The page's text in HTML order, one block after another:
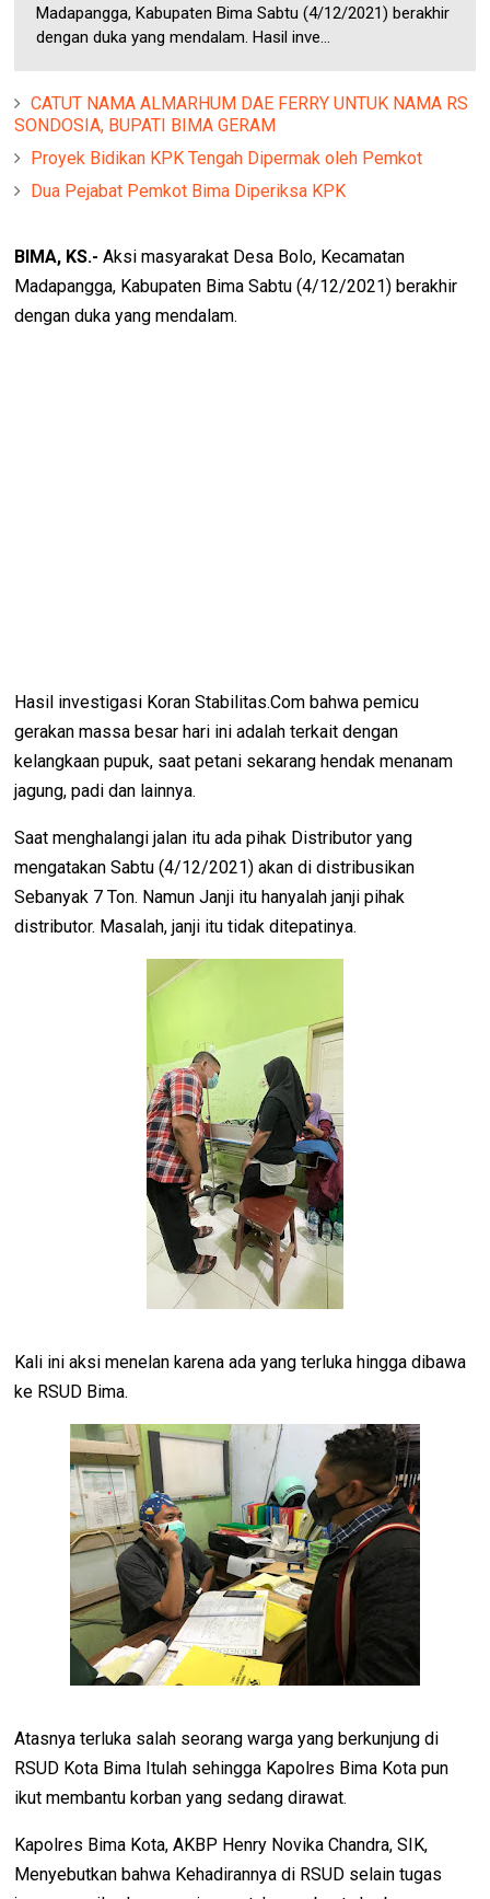
Madapangga, Kabupaten Bima Sabtu (4/12/2021) berakhir
dengan duka yang mendalam. Hasil inve...
CATUT NAMA ALMARHUM DAE FERRY UNTUK NAMA RS
SONDOSIA, BUPATI BIMA GERAM
Proyek Bidikan KPK Tengah Dipermak oleh Pemkot
Dua Pejabat Pemkot Bima Diperiksa KPK
BIMA, KS.- Aksi masyarakat Desa Bolo, Kecamatan
Madapangga, Kabupaten Bima Sabtu (4/12/2021) berakhir
dengan duka yang mendalam.
Hasil investigasi Koran Stabilitas.Com bahwa pemicu
gerakan massa besar hari ini adalah terkait dengan
kelangkaan pupuk, saat petani sekarang hendak menanam
jagung, padi dan lainnya.
Saat menghalangi jalan itu ada pihak Distributor yang
mengatakan Sabtu (4/12/2021) akan di distribusikan
Sebanyak 7 Ton. Namun Janji itu hanyalah janji pihak
distributor. Masalah, janji itu tidak ditepatinya.
Kali ini aksi menelan karena ada yang terluka hingga dibawa
ke RSUD Bima.
Atasnya terluka salah seorang warga yang berkunjung di
RSUD Kota Bima Itulah sehingga Kapolres Bima Kota pun
ikut membantu korban yang sedang dirawat.
Kapolres Bima Kota, AKBP Henry Novika Chandra, SIK,
Menyebutkan bahwa Kehadirannya di RSUD selain tugas